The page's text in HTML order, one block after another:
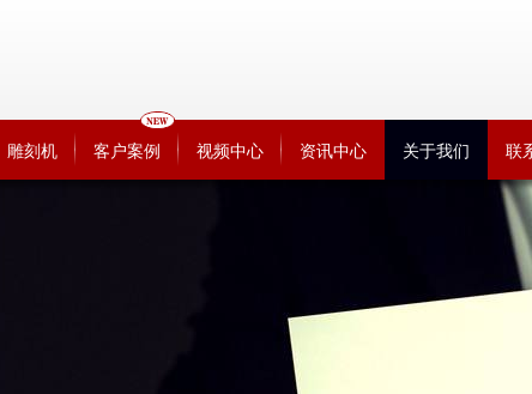
雕刻机 客户案例 视频中心 资讯中心 关于我们 联